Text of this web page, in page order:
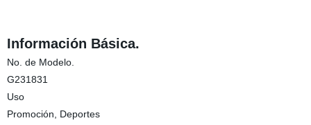
Información Básica.
No. de Modelo.
G231831
Uso
Promoción, Deportes